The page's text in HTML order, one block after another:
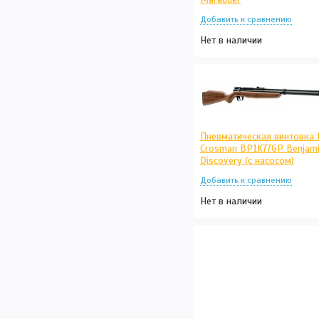
Нет в наличии
Пневматическая винтовка
Crosman BP1K77GP
Discovery (с насосом)
Нет в наличии